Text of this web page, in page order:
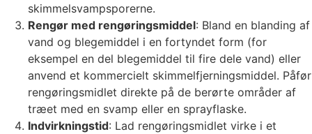
skimmelsvampsporerne.
Rengør med rengøringsmiddel: Bland en blanding af
vand og blegemiddel i en fortyndet form (for
eksempel en del blegemiddel til fire dele vand) eller
anvend et kommercielt skimmelfjerningsmiddel. Påfør
rengøringsmidlet direkte på de berørte områder af
træet med en svamp eller en sprayflaske.
Indvirkningstid: Lad rengøringsmidlet virke i et